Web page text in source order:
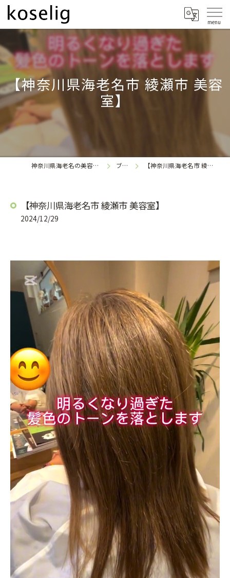
【神奈川県海老名市 綾瀬市 美容
室】
神奈川県海老名の美容室なら koselig
ブログ 【神奈川県海老名市 綾瀬市 美容室】
【神奈川県海老名市 綾瀬市 美容室】
2024/12/29